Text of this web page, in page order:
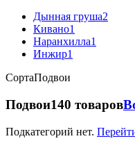
Дынная груша2
Кивано1
Наранхилла1
Инжир1
СортаПодвои
Подвои140 товаров
Подкатегорий нет.